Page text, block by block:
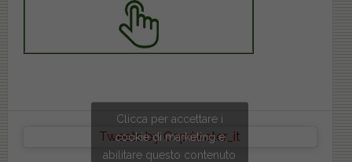
Tweets by Copriwater_it
Clicca per accettare i
cookie di marketing e
abilitare questo contenuto